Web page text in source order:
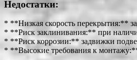
Недостатки:
* **Низкая скорость перекрытия:**
* **Риск заклинивания:** при
* **Риск коррозии:** задвижки
* **Высокие требования к монтажу:**